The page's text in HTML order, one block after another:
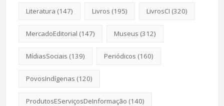
Literatura (147) Livros (195) LivrosCI (320)
MercadoEditorial (147) Museus (312)
MídiasSociais (139) Periódicos (160)
PovosIndígenas (120)
ProdutosEServiçosDeInformação (140)